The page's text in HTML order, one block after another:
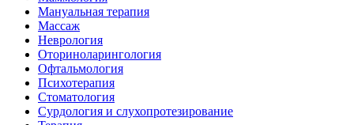
Мануальная терапия
Массаж
Неврология
Оториноларингология
Офтальмология
Психотерапия
Стоматология
Сурдология и слухопротезирование